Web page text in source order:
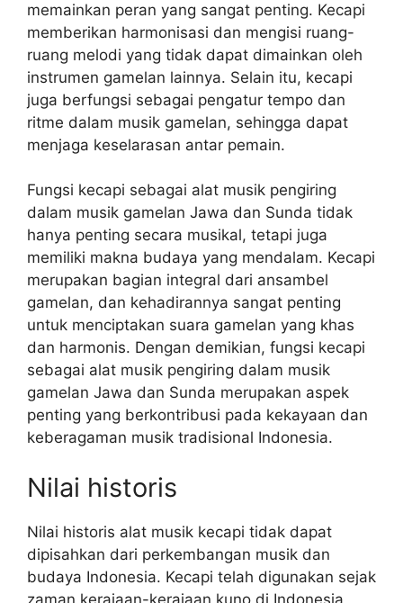
memainkan peran yang sangat penting. Kecapi
memberikan harmonisasi dan mengisi ruang-
ruang melodi yang tidak dapat dimainkan oleh
instrumen gamelan lainnya. Selain itu, kecapi
juga berfungsi sebagai pengatur tempo dan
ritme dalam musik gamelan, sehingga dapat
menjaga keselarasan antar pemain.
Fungsi kecapi sebagai alat musik pengiring
dalam musik gamelan Jawa dan Sunda tidak
hanya penting secara musikal, tetapi juga
memiliki makna budaya yang mendalam. Kecapi
merupakan bagian integral dari ansambel
gamelan, dan kehadirannya sangat penting
untuk menciptakan suara gamelan yang khas
dan harmonis. Dengan demikian, fungsi kecapi
sebagai alat musik pengiring dalam musik
gamelan Jawa dan Sunda merupakan aspek
penting yang berkontribusi pada kekayaan dan
keberagaman musik tradisional Indonesia.
Nilai historis
Nilai historis alat musik kecapi tidak dapat
dipisahkan dari perkembangan musik dan
budaya Indonesia. Kecapi telah digunakan sejak
zaman kerajaan-kerajaan kuno di Indonesia,